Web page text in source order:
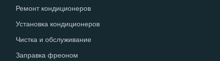
Ремонт кондиционеров
Установка кондиционеров
Чистка и обслуживание
Заправка фреоном